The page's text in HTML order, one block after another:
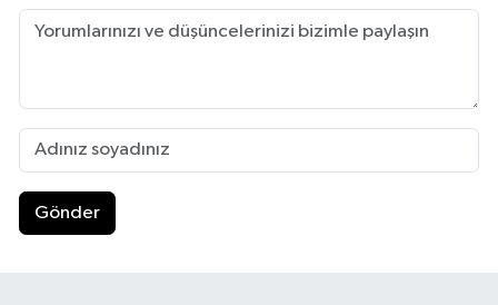
Gönder